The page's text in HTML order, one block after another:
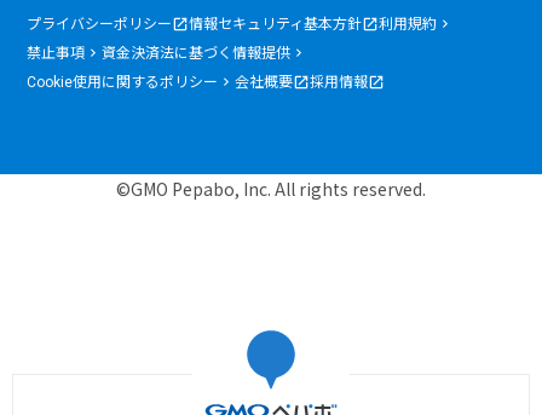
プライバシーポリシー 情報セキュリティ基本方針
利用規約
禁止事項
資金決済法に基づく情報提供
Cookie使用に関するポリシー
会社概要 採用情報
©GMO Pepabo, Inc. All rights reserved.